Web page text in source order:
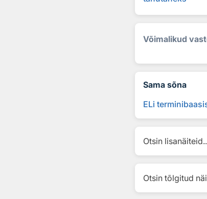
Võimalikud
Sama sõna
ELi
Otsin
Otsin tõlgitud